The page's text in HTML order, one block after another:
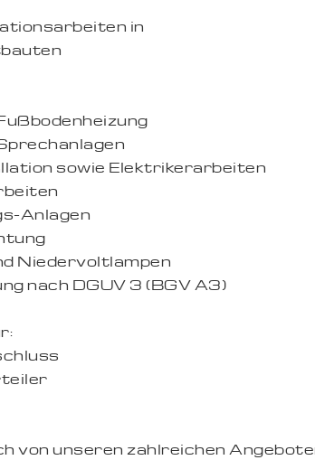
in
sowie Elektrikerarbeiten
Anlagen
Niedervoltlampen
nach DGUV 3 (BGV A3)
von unseren zahlreichen